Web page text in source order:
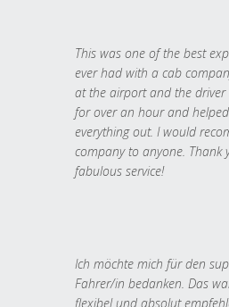
This was one of the best
ever had with a cab
at the airport and the driver
for over an hour and
everything out. I would
company to anyone. Thank
fabulous service!
Ich möchte mich für den
Fahrer/in bedanken. Das
flexibel und absolut